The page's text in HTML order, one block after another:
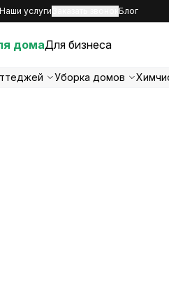
Наши услуги Блог
домаДля бизнеса
Уборка домов